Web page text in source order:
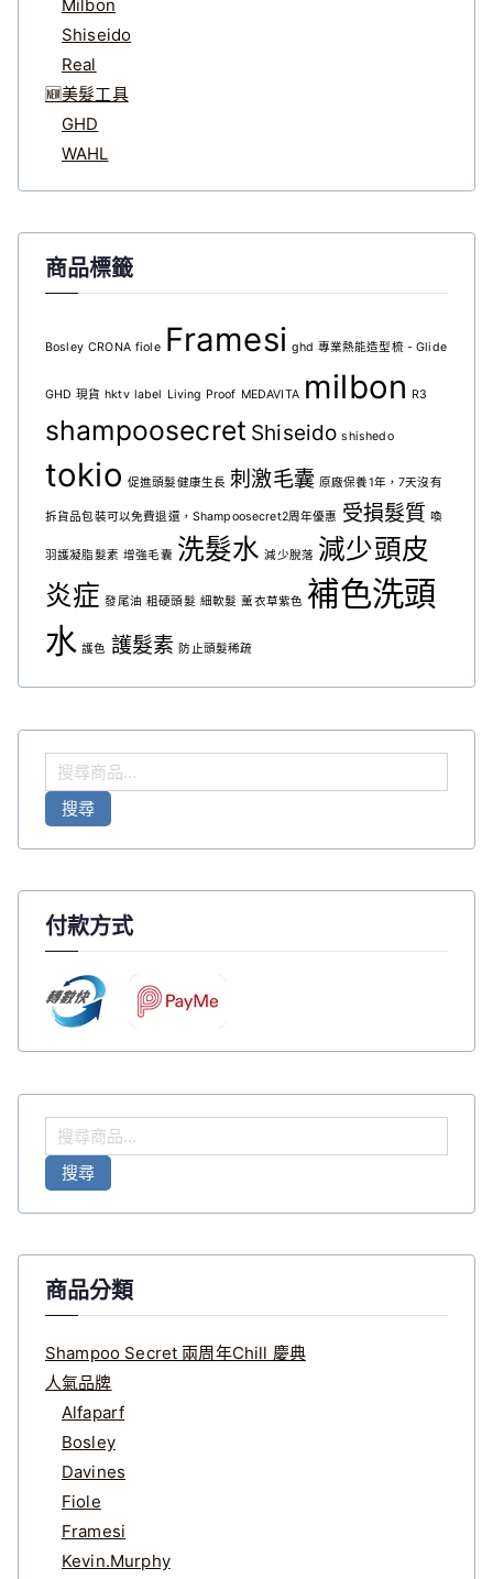
Milbon
Shiseido
Real
🆕美髮工具
GHD
WAHL
商品標籤
Bosley CRONA fiole Framesi ghd 專業熱能造型梳 - Glide
GHD 現貨 hktv label Living Proof MEDAVITA milbon R3
shampoosecret Shiseido shishedo
tokio 促進頭髮健康生長 刺激毛囊 原廠保養1年，7天沒有
拆貨品包裝可以免費退還，Shampoosecret2周年優惠 受損髮質 喚
羽護凝脂髮素 增強毛囊 洗髮水 減少脫落 減少頭皮
炎症 發尾油 粗硬頭髮 細軟髮 薰衣草紫色 補色洗頭
水 護色 護髮素 防止頭髮稀疏
搜
尋
搜尋
付款方式
搜
尋
搜尋
商品分類
Shampoo Secret 兩周年Chill 慶典
人氣品牌
Alfaparf
Bosley
Davines
Fiole
Framesi
Kevin.Murphy